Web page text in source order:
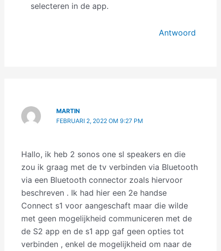
selecteren in de app.
Antwoord
MARTIN
FEBRUARI 2, 2022 OM 9:27 PM
Hallo, ik heb 2 sonos one sl speakers en die
zou ik graag met de tv verbinden via Bluetooth
via een Bluetooth connector zoals hiervoor
beschreven . Ik had hier een 2e handse
Connect s1 voor aangeschaft maar die wilde
met geen mogelijkheid communiceren met de
de S2 app en de s1 app gaf geen opties tot
verbinden , enkel de mogelijkheid om naar de